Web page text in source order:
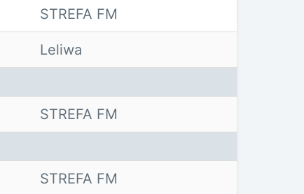
STREFA FM
Leliwa
STREFA FM
STREFA FM